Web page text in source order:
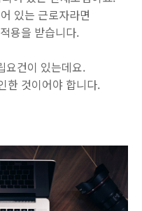
있는 근로자라면
용을 받습니다.
요건이 있는데요.
한 것이어야 합니다.